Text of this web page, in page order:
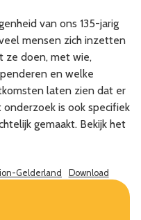
van ons 135-jarig
mensen zich inzetten
ze doen, met wie,
en welke
laten zien dat er
is ook specifiek
gemaakt. Bekijk het
Gelderland Download